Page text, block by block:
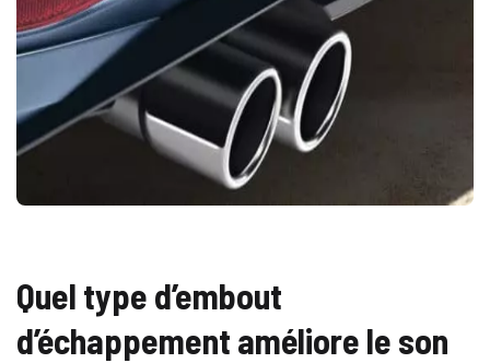
Quel type d’embout
d’échappement améliore le son